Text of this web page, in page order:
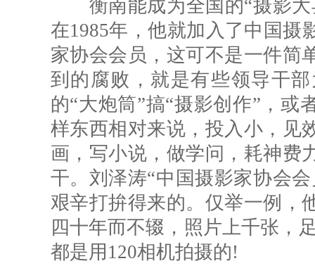
衡南能成为全国的“摄影大
在1985年，他就加入了中国摄
家协会会员，这可不是一件简
到的腐败，就是有些领导干
的“大炮筒”搞“摄影创作”，或
样东西相对来说，投入小，见
画，写小说，做学问，耗神费
干。刘泽涛“中国摄影家协会
艰辛打拚得来的。仅举一例，
四十年而不辍，照片上千张，
都是用120相机拍摄的!